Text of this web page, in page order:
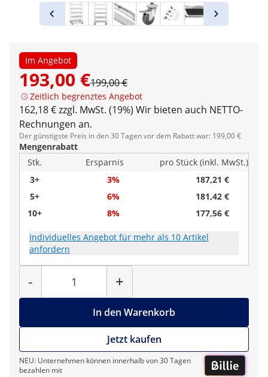
Im Angebot
193,00 €199,00 €
Zeitlich begrenztes Angebot
162,18 € zzgl. MwSt. (19%) Wir bieten auch NETTO-
Rechnungen an.
Der günstigste Preis in den 30 Tagen vor dem Rabatt war: 199,00 €
Mengenrabatt
Stk.
Ersparnis
pro Stück (inkl. MwSt.)
3+
3%
187,21 €
5+
6%
181,42 €
10+
8% 177,56 €
Individuelles Angebot für mehr als 10 Artikel
anfordern
-
Menge
+
In den Warenkorb
Jetzt kaufen
NEU: Unternehmen können innerhalb von 30 Tagen
bezahlen mit